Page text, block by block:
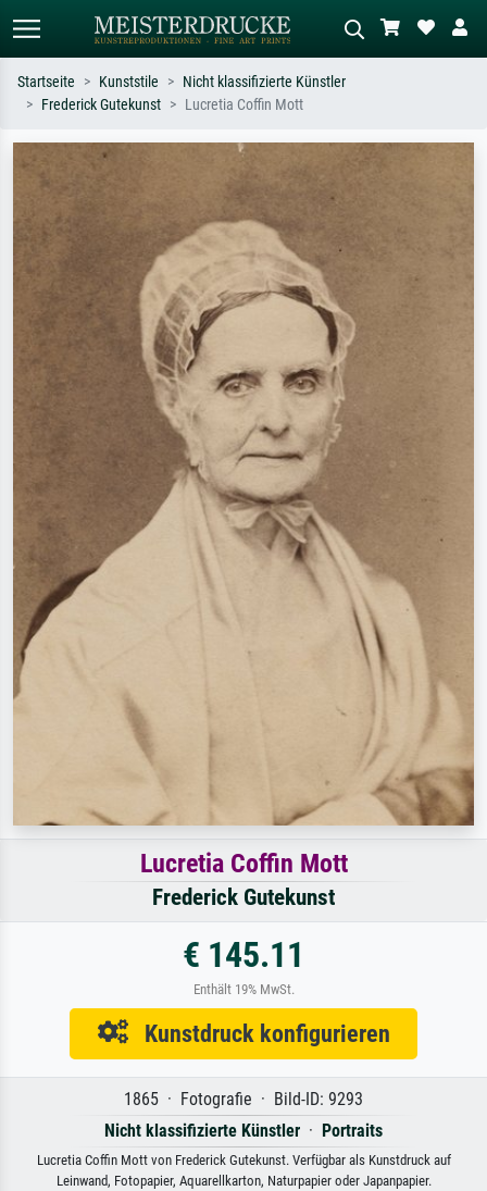
Suchen Sie nach Künstlern, Werktiteln
Sternennacht, Impressionismus, Welle
Beschreiben Sie die Szene – z.B. Grüne
Wiese, Abstrakt mit viel Rot, Dunkles
Ölgemälde, Stehender Akt neben einem
Startseite Kunststile
Nicht klassifizierte Künstler
Frederick Gutekunst
Lucretia Coffin Mott
Lucretia Coffin Mott
Frederick Gutekunst
€ 145.11
Enthält 19% MwSt.
Kunstdruck konfigurieren
1865 · Fotografie · Bild-ID: 9293
Nicht klassifizierte Künstler · Portraits
Lucretia Coffin Mott von Frederick Gutekunst. Verfügbar als Kunstdruck auf
Leinwand, Fotopapier, Aquarellkarton, Naturpapier oder Japanpapier.